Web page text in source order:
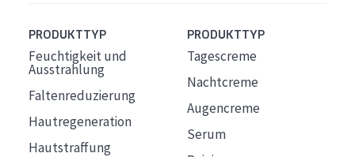
PRODUKTTYP
Feuchtigkeit und
Ausstrahlung
Faltenreduzierung
Hautregeneration
Hautstraffung
PRODUKTTYP
Tagescreme
Nachtcreme
Augencreme
Serum